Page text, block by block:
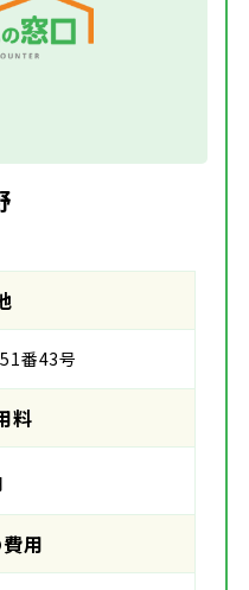
番43号
料
用